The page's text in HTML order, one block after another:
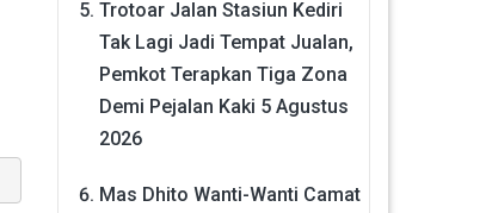
Trotoar Jalan Stasiun Kediri
Tak Lagi Jadi Tempat Jualan,
Pemkot Terapkan Tiga Zona
Demi Pejalan Kaki 5 Agustus
2026
Mas Dhito Wanti-Wanti Camat